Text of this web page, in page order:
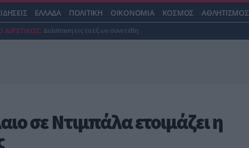
ΕΛΛΑΔΑ ΠΟΛΙΤΙΚΗ ΟΙΚΟΝΟΜΙΑ ΚΟΣΜΟΣ ΑΘΛΗΤΙΣΜΟΣ
ΑΙΡΕΤΙΚΟΣ: Διάσπαση εις τα εξ ων συνετέθη
σε Ντιμπάλα ετοιμάζει η